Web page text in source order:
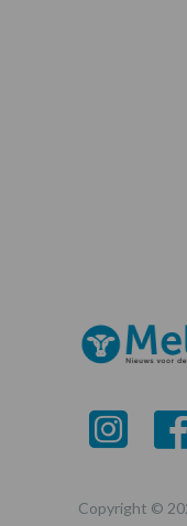
Copyright ©